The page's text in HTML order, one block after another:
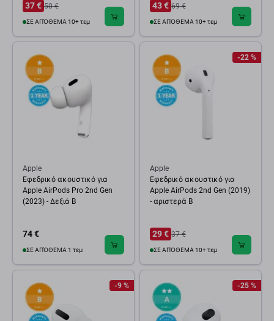
37 € 50 €
ΣΕ ΑΠΌΘΕΜΑ 10+ τεμ
43 € 69 €
ΣΕ ΑΠΌΘΕΜΑ 10+ τεμ
Apple
Εφεδρικό ακουστικό για
Apple AirPods Pro 2nd Gen
(2023) - Δεξιά B
74 €
ΣΕ ΑΠΌΘΕΜΑ 1 τεμ
-22 %
Apple
Εφεδρικό ακουστικό για
Apple AirPods 2nd Gen (2019)
- αριστερά B
29 € 37 €
ΣΕ ΑΠΌΘΕΜΑ 10+ τεμ
-9 % -25 %